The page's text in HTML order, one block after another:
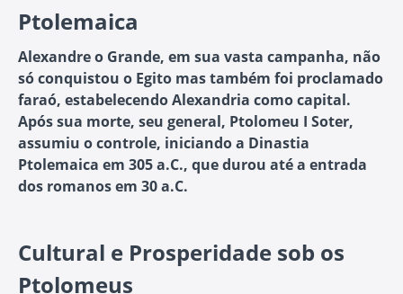
Ptolemaica
Alexandre o Grande, em sua vasta campanha, não
só conquistou o Egito mas também foi proclamado
faraó, estabelecendo Alexandria como capital.
Após sua morte, seu general, Ptolomeu I Soter,
assumiu o controle, iniciando a Dinastia
Ptolemaica em 305 a.C., que durou até a entrada
dos romanos em 30 a.C.
Cultural e Prosperidade sob os
Ptolomeus